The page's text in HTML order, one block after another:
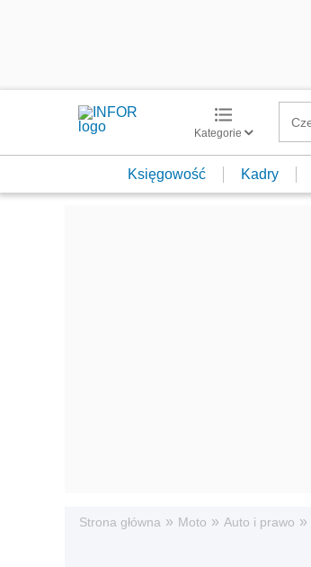
Kategorie
Księgowość Kadry
Strona główna » Moto » Auto i prawo »